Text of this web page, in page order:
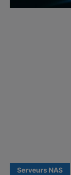
Serveurs NAS